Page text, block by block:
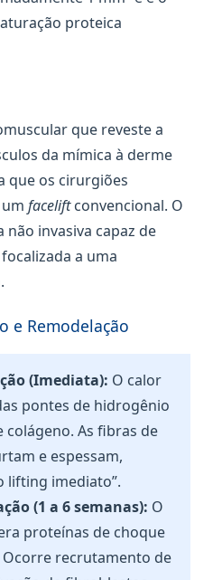
proteica
que reveste a
da mímica à derme
que os cirurgiões
faceliftconvencional. O
não invasiva capaz de
a uma
e Remodelação
(Imediata): O calor
pontes de hidrogênio
colágeno. As fibras de
e espessam,
lifting imediato”.
(1 a 6 semanas): O
proteínas de choque
Ocorre recrutamento de